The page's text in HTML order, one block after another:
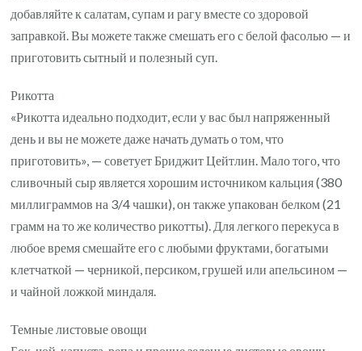
добавляйте к салатам, супам и рагу вместе со здоровой
заправкой. Вы можете также смешать его с белой фасолью — и
приготовить сытный и полезный суп.
Рикотта
«Рикотта идеально подходит, если у вас был напряженный
день и вы не можете даже начать думать о том, что
приготовить», — советует Бриджит Цейтлин. Мало того, что
сливочный сыр является хорошим источником кальция (380
миллиграммов на 3/4 чашки), он также упакован белком (21
грамм на то же количество рикотты). Для легкого перекуса в
любое время смешайте его с любыми фруктами, богатыми
клетчаткой — черникой, персиком, грушей или апельсином —
и чайной ложкой миндаля.
Темные листовые овощи